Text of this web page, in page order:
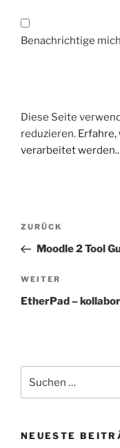
Benachrichtige
Diese Seite
reduzieren.
verarbeitet werden..
Vorheriger
Beitrag
ZURÜCK
Moodle 2 Tool
Nächster
Beitrag
WEITER
EtherPad –
nach:
NEUESTE